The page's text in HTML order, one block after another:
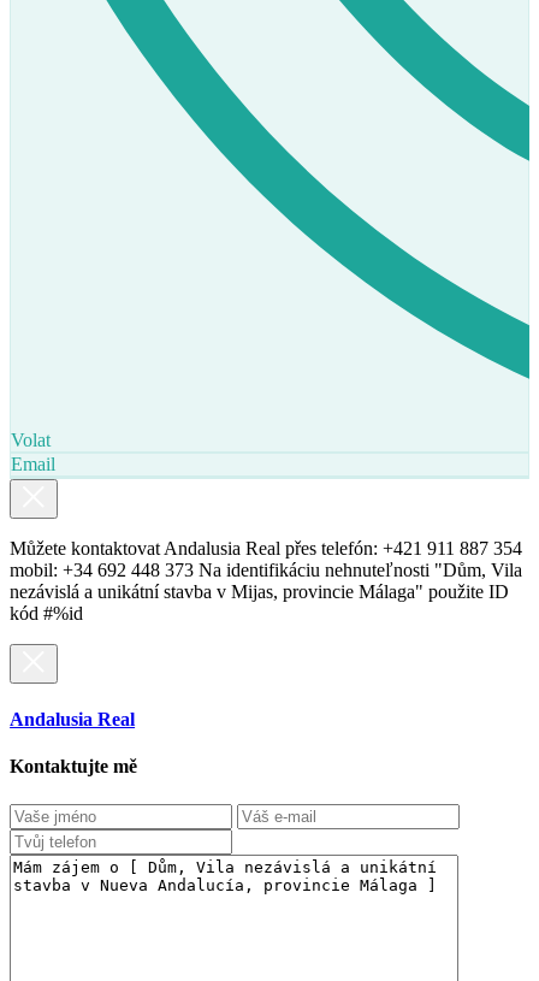
Volat
Email
Můžete kontaktovat Andalusia Real přes telefón: +421 911 887 354
mobil: +34 692 448 373 Na identifikáciu nehnuteľnosti "Dům, Vila
nezávislá a unikátní stavba v Mijas, provincie Málaga" použite ID
kód #%id
Andalusia Real
Kontaktujte mě